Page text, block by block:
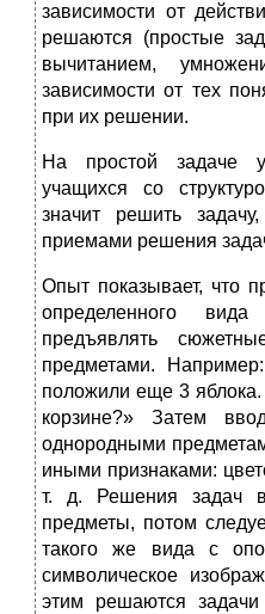
зависимости от
решаются (простые
вычитанием,
зависимости от тех
при их решении.
На простой задаче
учащихся со
значит решить
приемами решения
Опыт показывает, что
определен­ного вида
предъявлять
предметами.
положили еще 3 яблока.
корзине?» Затем
однородными
иными признаками:
т. д. Решения задач
предметы, потом
такого же вида с
символическое
этим решаются